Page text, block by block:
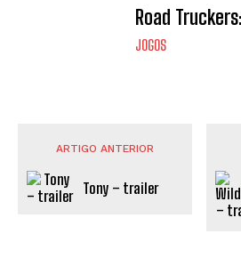
Road
JOGOS
ARTIGO ANTERIOR
Tony – trailer